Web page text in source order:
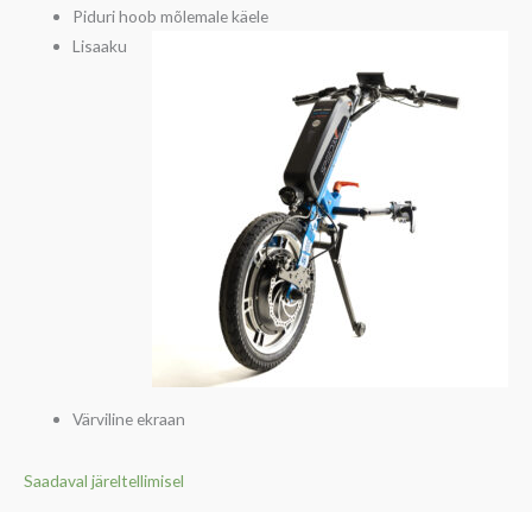
Piduri hoob mõlemale käele
Lisaaku
Värviline ekraan
Saadaval järeltellimisel